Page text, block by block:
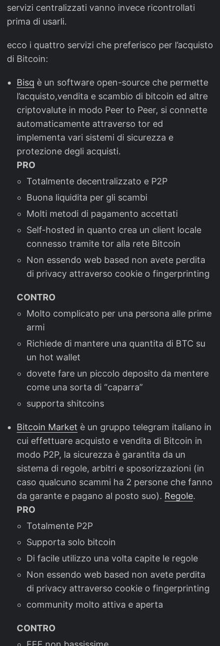
servizi centralizzati vanno invece ricontrollati
prima di usarli.
ecco i quattro servizi che preferisco per l’acquisto
di Bitcoin:
Bisq è un software open-source che permette
l’acquisto,vendita e scambio di bitcoin ed altre
criptovalute in modo Peer to Peer, si connette
automaticamente attraverso tor ed
implementa vari sistemi di sicurezza e
protezione degli acquisti.
PRO
Totalmente decentralizzato e P2P
Buona liquidita per gli scambi
Molti metodi di pagamento accettati
Self-hosted in quanto crea un client locale
connesso tramite tor alla rete Bitcoin
Non essendo web based non avete perdita
di privacy attraverso cookie o fingerprinting
CONTRO
Molto complicato per una persona alle prime
armi
Richiede di mantere una quantita di BTC su
un hot wallet
dovete fare un piccolo deposito da mentere
come una sorta di “caparra”
supporta shitcoins
Bitcoin Market è un gruppo telegram italiano in
cui effettuare acquisto e vendita di Bitcoin in
modo P2P, la sicurezza è garantita da un
sistema di regole, arbitri e sposorizzazioni (in
caso qualcuno scammi ha 2 persone che fanno
da garante e pagano al posto suo). Regole.
PRO
Totalmente P2P
Supporta solo bitcoin
Di facile utilizzo una volta capite le regole
Non essendo web based non avete perdita
di privacy attraverso cookie o fingerprinting
community molto attiva e aperta
CONTRO